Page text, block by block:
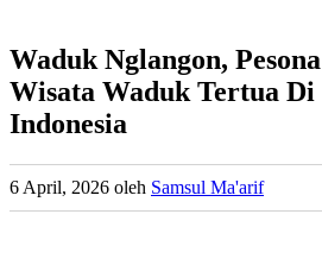
Waduk Nglangon, Pesona
Wisata Waduk Tertua Di
Indonesia
6 April, 2026 oleh Samsul Ma'arif